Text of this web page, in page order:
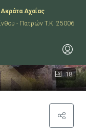
Ακράτα Αχαΐας
- Πατρών T.K. 25006
18